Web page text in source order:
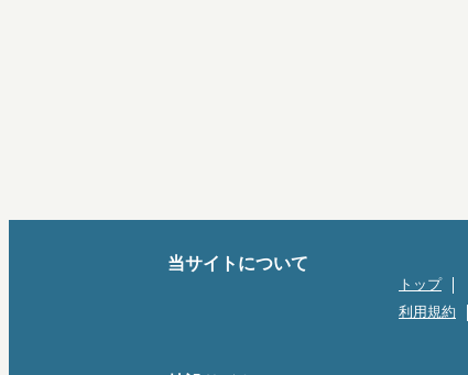
当サイトについて
トップ
利用規約